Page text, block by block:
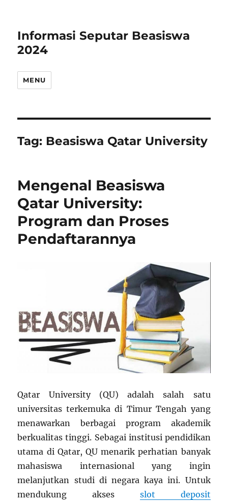
Informasi Seputar Beasiswa
2024
MENU
Tag: Beasiswa Qatar University
Mengenal Beasiswa
Qatar University:
Program dan Proses
Pendaftarannya
Qatar University (QU) adalah salah satu
universitas terkemuka di Timur Tengah yang
menawarkan berbagai program akademik
berkualitas tinggi. Sebagai institusi pendidikan
utama di Qatar, QU menarik perhatian banyak
mahasiswa internasional yang ingin
melanjutkan studi di negara kaya ini. Untuk
mendukung akses slot deposit